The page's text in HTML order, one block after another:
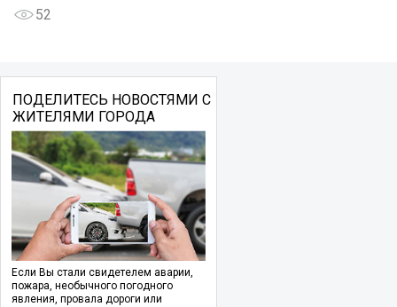
52
ПОДЕЛИТЕСЬ НОВОСТЯМИ С
ЖИТЕЛЯМИ ГОРОДА
Если Вы стали свидетелем аварии,
пожара, необычного погодного
явления, провала дороги или